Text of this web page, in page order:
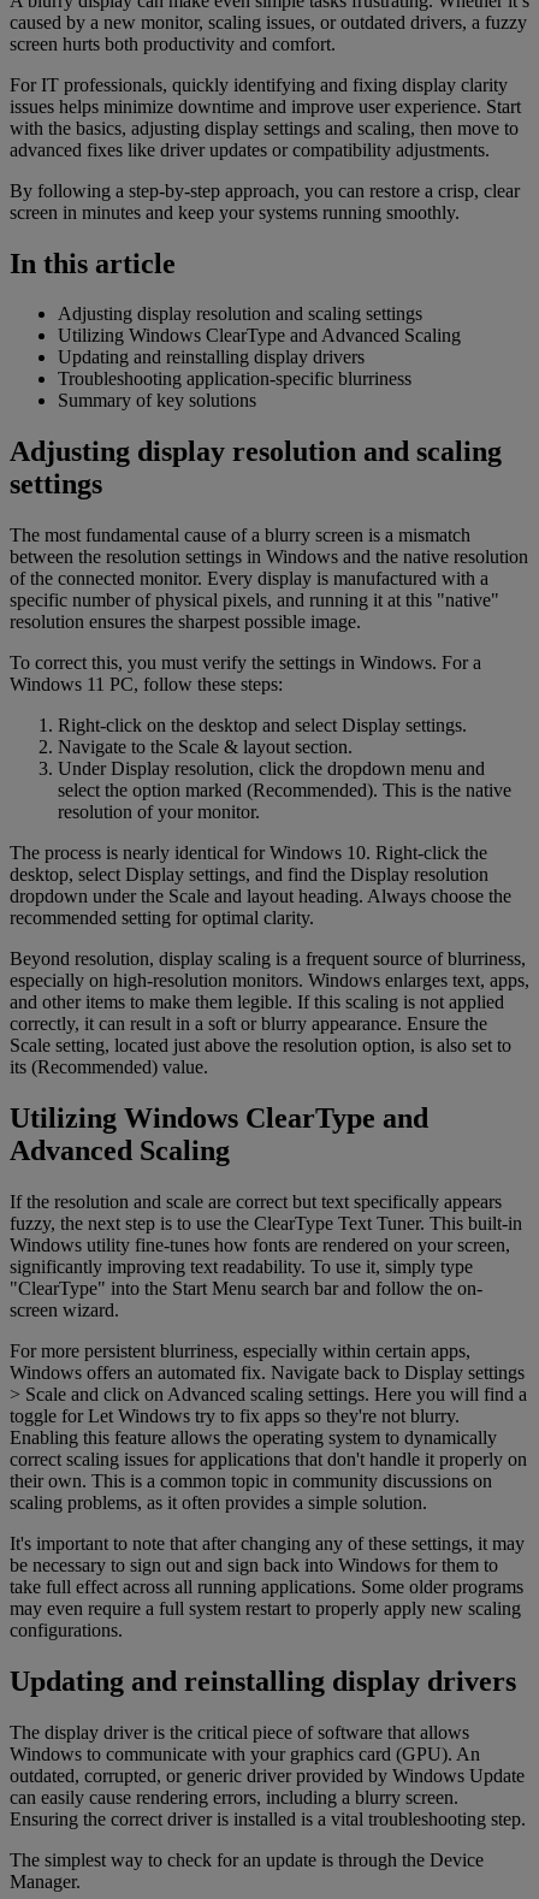
caused by a new monitor, scaling issues, or outdated drivers, a fuzzy
screen hurts both productivity and comfort.
For IT professionals, quickly identifying and fixing display clarity
issues helps minimize downtime and improve user experience. Start
with the basics, adjusting display settings and scaling, then move to
advanced fixes like driver updates or compatibility adjustments.
By following a step-by-step approach, you can restore a crisp, clear
screen in minutes and keep your systems running smoothly.
In this article
Adjusting display resolution and scaling settings
Utilizing Windows ClearType and Advanced Scaling
Updating and reinstalling display drivers
Troubleshooting application-specific blurriness
Summary of key solutions
Adjusting display resolution and scaling
settings
The most fundamental cause of a blurry screen is a mismatch
between the resolution settings in Windows and the native resolution
of the connected monitor. Every display is manufactured with a
specific number of physical pixels, and running it at this "native"
resolution ensures the sharpest possible image.
To correct this, you must verify the settings in Windows. For a
Windows 11 PC, follow these steps:
Right-click on the desktop and select Display settings.
Navigate to the Scale & layout section.
Under Display resolution, click the dropdown menu and
select the option marked (Recommended). This is the native
resolution of your monitor.
The process is nearly identical for Windows 10. Right-click the
desktop, select Display settings, and find the Display resolution
dropdown under the Scale and layout heading. Always choose the
recommended setting for optimal clarity.
Beyond resolution, display scaling is a frequent source of blurriness,
especially on high-resolution monitors. Windows enlarges text, apps,
and other items to make them legible. If this scaling is not applied
correctly, it can result in a soft or blurry appearance. Ensure the
Scale setting, located just above the resolution option, is also set to
its (Recommended) value.
Utilizing Windows ClearType and
Advanced Scaling
If the resolution and scale are correct but text specifically appears
fuzzy, the next step is to use the ClearType Text Tuner. This built-in
Windows utility fine-tunes how fonts are rendered on your screen,
significantly improving text readability. To use it, simply type
"ClearType" into the Start Menu search bar and follow the on-
screen wizard.
For more persistent blurriness, especially within certain apps,
Windows offers an automated fix. Navigate back to Display settings
> Scale and click on Advanced scaling settings. Here you will find a
toggle for Let Windows try to fix apps so they're not blurry.
Enabling this feature allows the operating system to dynamically
correct scaling issues for applications that don't handle it properly on
their own. This is a common topic in community discussions on
scaling problems, as it often provides a simple solution.
It's important to note that after changing any of these settings, it may
be necessary to sign out and sign back into Windows for them to
take full effect across all running applications. Some older programs
may even require a full system restart to properly apply new scaling
configurations.
Updating and reinstalling display drivers
The display driver is the critical piece of software that allows
Windows to communicate with your graphics card (GPU). An
outdated, corrupted, or generic driver provided by Windows Update
can easily cause rendering errors, including a blurry screen.
Ensuring the correct driver is installed is a vital troubleshooting step.
The simplest way to check for an update is through the Device
Manager.